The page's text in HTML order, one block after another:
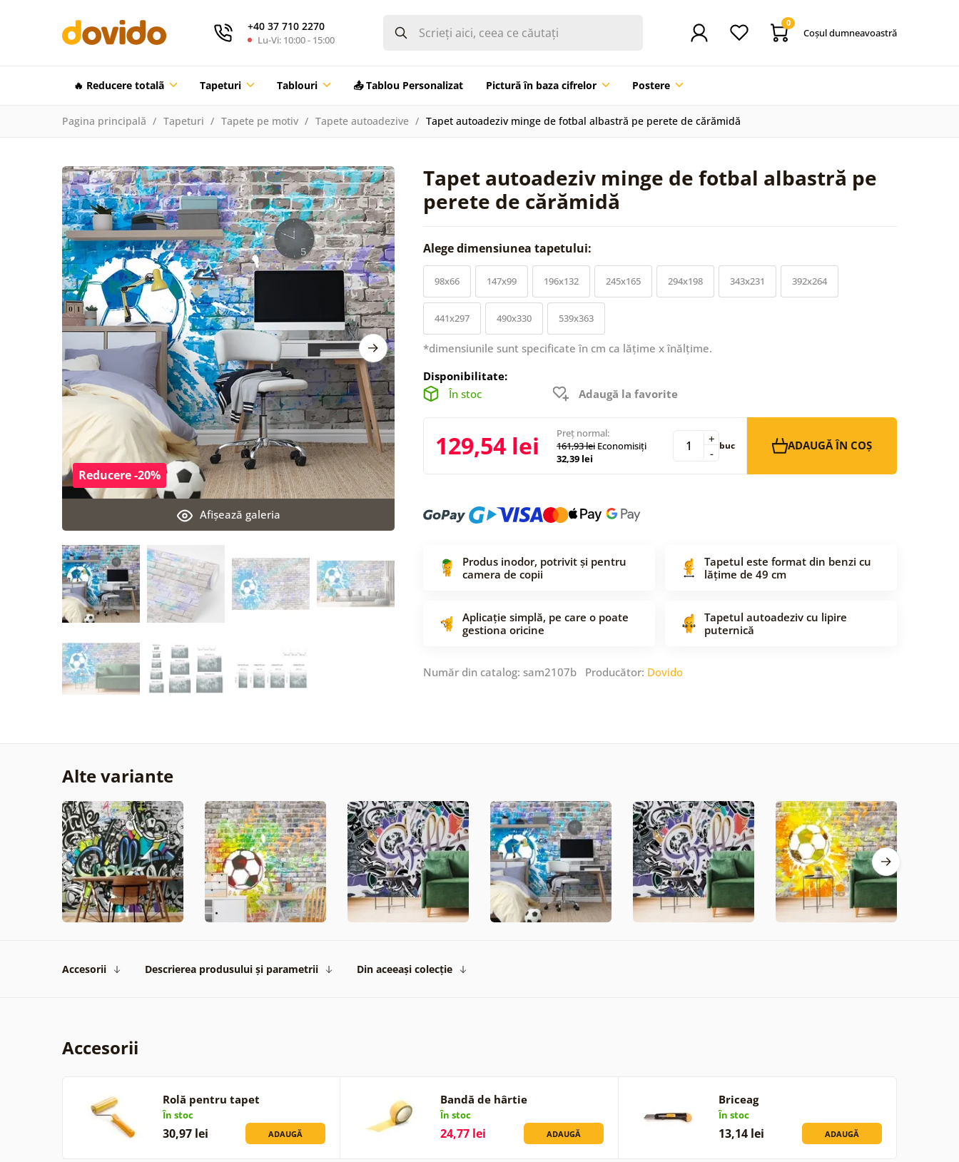
+40 37 710 2270
Lu-Vi: 10:00 - 15:00
0
Coşul dumneavoastră
🔥 Reducere totalã Tapeturi Tablouri 📤 Tablou Personalizat Pictură în baza cifrelor Postere
Pagina principală Tapeturi Tapete pe motiv Tapete autoadezive Tapet autoadeziv minge de fotbal albastră pe perete de cărămidă
Tapet autoadeziv minge de fotbal albastră pe
perete de cărămidă
Afişează galeria
Reducere -20%
Alege dimensiunea tapetului:
98x66 147x99 196x132 245x165 294x198 343x231 392x264
441x297 490x330 539x363
*dimensiunile sunt specificate în cm ca lățime x înălțime.
Disponibilitate:
În stoc
Adaugă la favorite
129,54 lei
Preț normal:
161,93 lei Economisiți
32,39 lei
-
+ buc ADAUGĂ ÎN COȘ
Produs inodor, potrivit și pentru
camera de copii
Tapetul este format din benzi cu
lățime de 49 cm
Aplicație simplă, pe care o poate
gestiona oricine
Tapetul autoadeziv cu lipire
puternică
Număr din catalog: sam2107b Producător: Dovido
Alte variante
Accesorii Descrierea produsului și parametrii Din aceeași colecție
Accesorii
Rolă pentru tapet
În stoc
30,97 lei ADAUGĂ
Bandă de hârtie
În stoc
24,77 lei ADAUGĂ
Briceag
În stoc
13,14 lei ADAUGĂ